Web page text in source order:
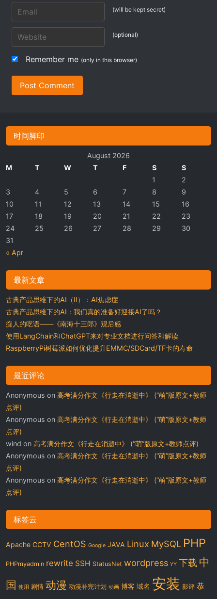
(will be kept secret)
(optional)
Remember me (only in this browser)
Post Comment
时间脚印
August 2026
M
T W T F S S
« Apr
1
2
3
4 5 6 7 8
9
10
11 12 13 14 15
16
17
18 19 20 21 22
23
24
25 26 27 28 29
30
31
最新文章
古典产品思维下的AI（II）：AI焦虑症
古典产品思维下的AI：我们真的准备好迎接AI了吗？
痴人的呓语——《南海十三郎》观后感
使用LangChain和ChatGPT来对专业文档进行问答和解读
RaspberryPi树莓派如何优化提升EMMC/SDCard/TF卡的寿命
最近评论
Anonymous on 高考满分作文《行走在消逝中》 (“萌”版原文+教师
点评)
Anonymous on 高考满分作文《行走在消逝中》 (“萌”版原文+教师
点评)
wind on 高考满分作文《行走在消逝中》 (“萌”版原文+教师点评)
Anonymous on 高考满分作文《行走在消逝中》 (“萌”版原文+教师
点评)
Anonymous on 高考满分作文《行走在消逝中》 (“萌”版原文+教师
点评)
标签云
Apache CCTV CentOS Google JAVA Linux MySQL PHP
PHPmyadmin rewrite SSH StatusNet wordpress YY 下载 中
国 使用 剧情 动漫 动漫补完计划 动画 博客 域名 安装 影评 恭